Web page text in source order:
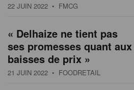
22 JUIN 2022 • FMCG
« Delhaize ne tient pas
ses promesses quant aux
baisses de prix »
21 JUIN 2022 • FOODRETAIL